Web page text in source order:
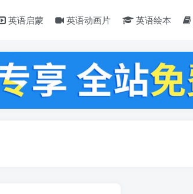
英语启蒙 英语动画片 英语绘本